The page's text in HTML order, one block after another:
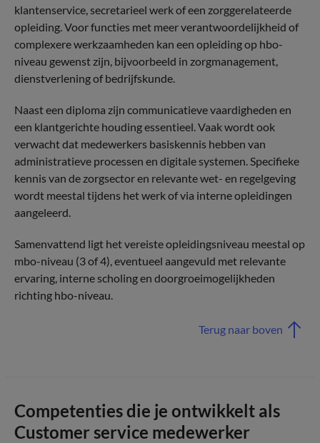
klantenservice, secretarieel werk of een zorggerelateerde
opleiding. Voor functies met meer verantwoordelijkheid of
complexere werkzaamheden kan een opleiding op hbo-
niveau gewenst zijn, bijvoorbeeld in zorgmanagement,
dienstverlening of bedrijfskunde.
Naast een diploma zijn communicatieve vaardigheden en
een klantgerichte houding essentieel. Vaak wordt ook
verwacht dat medewerkers basiskennis hebben van
administratieve processen en digitale systemen. Specifieke
kennis van de zorgsector en relevante wet- en regelgeving
wordt meestal tijdens het werk of via interne opleidingen
aangeleerd.
Samenvattend ligt het vereiste opleidingsniveau meestal op
mbo-niveau (3 of 4), eventueel aangevuld met relevante
ervaring, interne scholing en doorgroeimogelijkheden
richting hbo-niveau.
Terug naar boven
Competenties die je ontwikkelt als
Customer service medewerker